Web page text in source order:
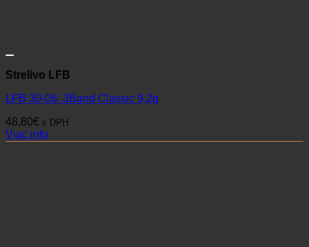
Strelivo LFB
LFB 30-06. 3Band Classic 9,2g
48,80€ s DPH
Viac info